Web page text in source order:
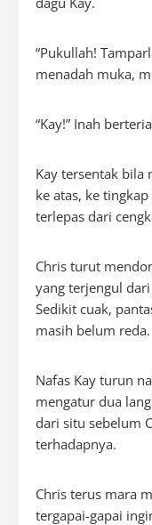
“Pukullah!
menadah muka,
“Kay!” Inah
Kay tersentak bila
ke atas, ke
terlepas dari
Chris turut
yang terjengul
Sedikit cuak,
masih belum reda.
Nafas Kay turun
mengatur dua
dari situ sebelum
terhadapnya.
Chris terus mara
tergapai-gapai